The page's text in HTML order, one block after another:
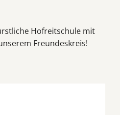
Hofreitschule mit
Freundeskreis!